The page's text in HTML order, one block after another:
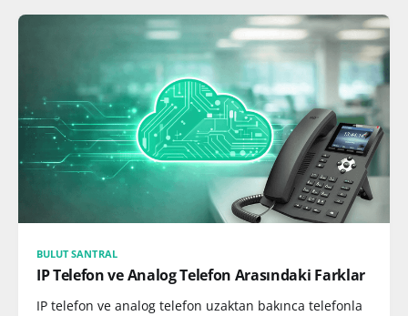
BULUT SANTRAL
IP Telefon ve Analog Telefon Arasındaki Farklar
IP telefon ve analog telefon uzaktan bakınca telefonla